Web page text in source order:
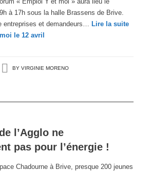
à 17h sous la halle Brassens de Brive.
entreprises et demandeurs… Lire la suite
le 12 avril
BY VIRGINIE MORENO
l’Agglo ne
pas pour l’énergie !
Chadourne à Brive, presque 200 jeunes